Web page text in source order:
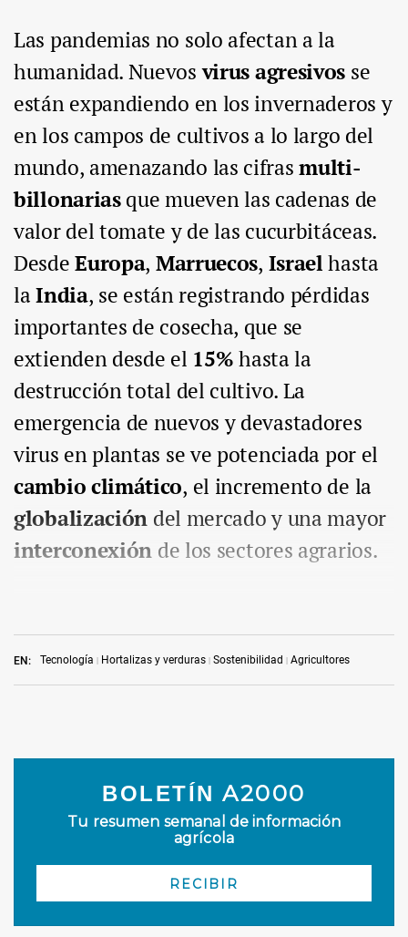
EN: Tecnología Hortalizas y verduras Sostenibilidad Agricultores
Las pandemias no solo afectan a la
humanidad. Nuevosvirus agresivos se
están expandiendo en los invernaderos y
en los campos de cultivos a lo largo del
mundo, amenazando las cifrasmulti-
billonariasque mueven las cadenas de
valor del tomate y de las cucurbitáceas.
DesdeEuropa, Marruecos, Israelhasta
laIndia, se están registrando pérdidas
importantes de cosecha, que se
extienden desde el 15%hasta la
destrucción total del cultivo. La
emergencia de nuevos y devastadores
virus en plantas se ve potenciada por el
cambio climático, el incremento de la
globalización del mercado y una mayor
interconexión de los sectores agrarios.